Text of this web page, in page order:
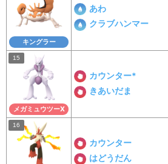
キングラー
あわ
クラブハンマー
メガミュウツーX
カウンター*
きあいだま
カウンター
はどうだん